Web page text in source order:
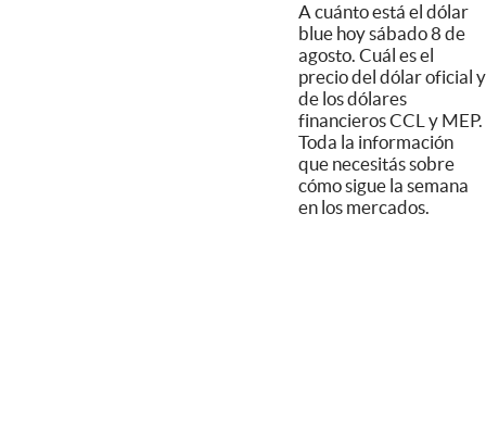
A cuánto está el dólar
blue hoy sábado 8 de
agosto. Cuál es el
precio del dólar oficial y
de los dólares
financieros CCL y MEP.
Toda la información
que necesitás sobre
cómo sigue la semana
en los mercados.